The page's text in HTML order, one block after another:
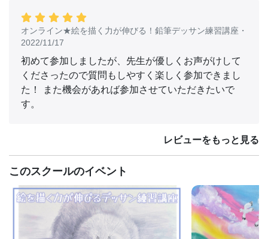
オンライン★絵を描く力が伸びる！鉛筆デッサン練習講座 ・
2022/11/17
初めて参加しましたが、先生が優しくお声がけして
くださったので質問もしやすく楽しく参加できまし
た！ また機会があれば参加させていただきたいで
す。
レビューをもっと見る
このスクールのイベント